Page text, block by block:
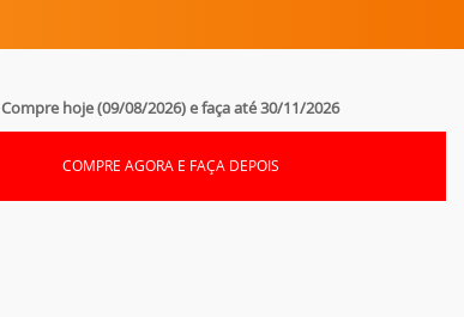
Compre hoje (09/08/2026) e faça até 30/11/2026
COMPRE AGORA E FAÇA DEPOIS